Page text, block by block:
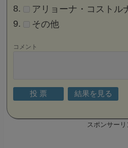
アリョーナ・コストル
その他
コメント
スポンサーリ